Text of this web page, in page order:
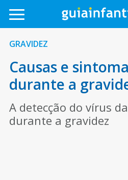
GRAVIDEZ
Causas e
durante a
A detecção do vírus
durante a gravidez